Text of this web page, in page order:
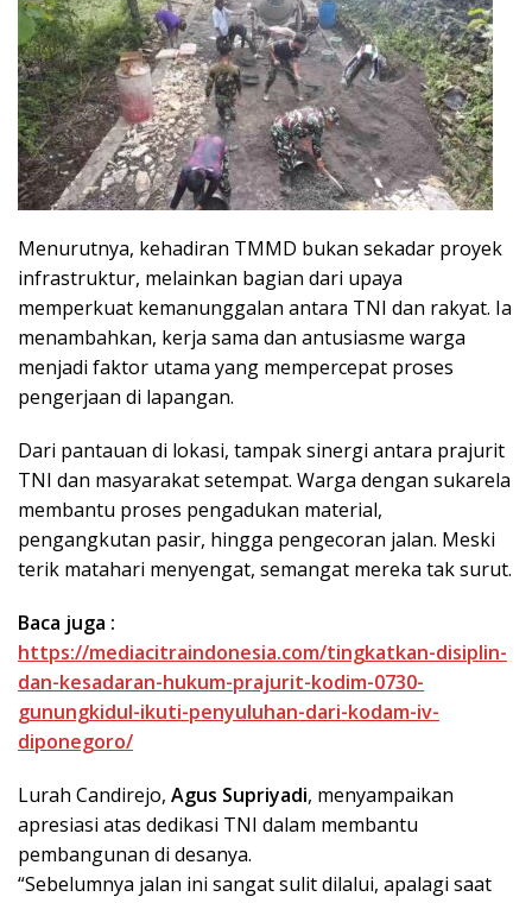
Menurutnya, kehadiran TMMD bukan sekadar proyek
infrastruktur, melainkan bagian dari upaya
memperkuat kemanunggalan antara TNI dan rakyat. Ia
menambahkan, kerja sama dan antusiasme warga
menjadi faktor utama yang mempercepat proses
pengerjaan di lapangan.
Dari pantauan di lokasi, tampak sinergi antara prajurit
TNI dan masyarakat setempat. Warga dengan sukarela
membantu proses pengadukan material,
pengangkutan pasir, hingga pengecoran jalan. Meski
terik matahari menyengat, semangat mereka tak surut.
Baca juga :
https://mediacitraindonesia.com/tingkatkan-disiplin-
dan-kesadaran-hukum-prajurit-kodim-0730-
gunungkidul-ikuti-penyuluhan-dari-kodam-iv-
diponegoro/
Lurah Candirejo, Agus Supriyadi, menyampaikan
apresiasi atas dedikasi TNI dalam membantu
pembangunan di desanya.
“Sebelumnya jalan ini sangat sulit dilalui, apalagi saat